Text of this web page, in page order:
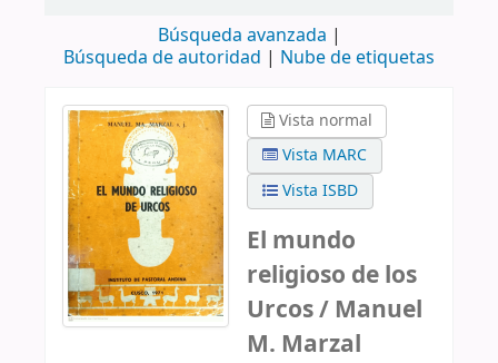
Búsqueda avanzada
Búsqueda de autoridad
Nube de etiquetas
Vista normal
Vista MARC
Vista ISBD
El mundo
religioso de los
Urcos / Manuel
M. Marzal